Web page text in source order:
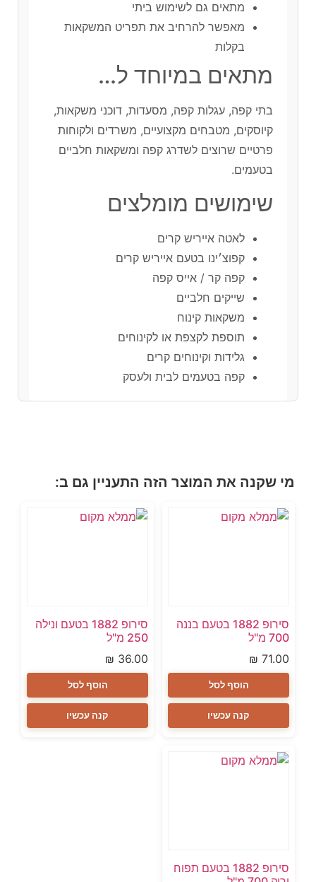
מי שקנה את המוצר הזה התעניין גם ב:
סירופ 1882 בטעם בננה
700 מ"ל
₪ 71.00
הוסף לסל
קנה עכשיו
סירופ 1882 בטעם ונילה
250 מ"ל
₪ 36.00
הוסף לסל
קנה עכשיו
סירופ 1882 בטעם תפוח
מתאים גם לשימוש ביתי
מאפשר להרחיב את תפריט המשקאות
בקלות
מתאים במיוחד ל…
בתי קפה, עגלות קפה, מסעדות, דוכני משקאות,
קיוסקים, מטבחים מקצועיים, משרדים ולקוחות
פרטיים שרוצים לשדרג קפה ומשקאות חלביים
בטעמים.
שימושים מומלצים
לאטה אייריש קרים
קפוצ׳ינו בטעם אייריש קרים
קפה קר / אייס קפה
שייקים חלביים
משקאות קינוח
תוספת לקצפת או לקינוחים
גלידות וקינוחים קרים
קפה בטעמים לבית ולעסק